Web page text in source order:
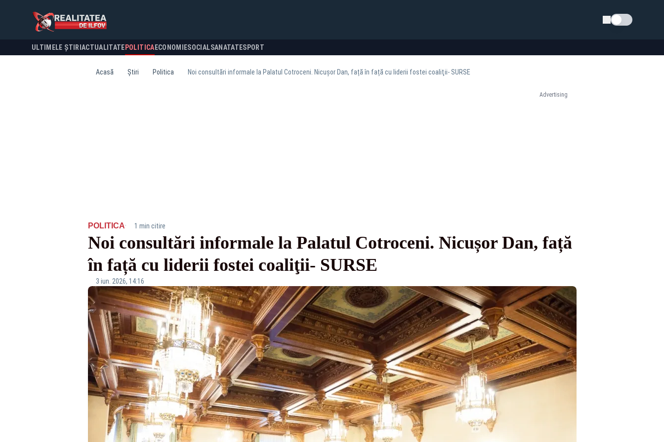
Schimba tema
ULTIMELE ȘTIRI ACTUALITATE POLITICA ECONOMIESOCIALSANATATESPORT
Acasă Știri Politica Noi consultări informale la Palatul Cotroceni. Nicușor Dan, față în față cu liderii fostei coaliţii- SURSE
Advertising
POLITICA· 1 min citire
Noi consultări informale la Palatul Cotroceni. Nicușor Dan, față
în față cu liderii fostei coaliţii- SURSE
3 iun. 2026, 14:16